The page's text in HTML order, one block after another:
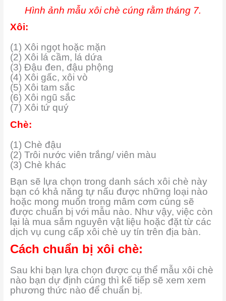
Hình ảnh mẫu xôi chè cúng rằm tháng 7.
Xôi:
(1) Xôi ngọt hoặc mặn
(2) Xôi lá cầm, lá dứa
(3) Đậu đen, đậu phộng
(4) Xôi gấc, xôi vò
(5) Xôi tam sắc
(6) Xôi ngũ sắc
(7) Xôi tứ quý
Chè:
(1) Chè đậu
(2) Trôi nước viên trắng/ viên màu
(3) Chè khác
Bạn sẽ lựa chọn trong danh sách xôi chè này
bạn có khả năng tự nấu được những loại nào
hoặc mong muốn trong mâm cơm cúng sẽ
được chuẩn bị với mẫu nào. Như vậy, việc còn
lại là mua sắm nguyên vật liệu hoặc đặt từ các
dịch vụ cung cấp xôi chè uy tín trên địa bàn.
Cách chuẩn bị xôi chè:
Sau khi bạn lựa chọn được cụ thể mẫu xôi chè
nào bạn dự định cúng thì kế tiếp sẽ xem xem
phương thức nào để chuẩn bị.